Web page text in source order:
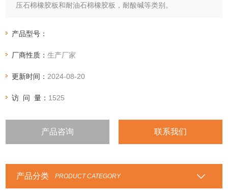
压石棉橡胶板和耐油石棉橡胶板，耐酸碱等类别。
产品型号：
厂商性质：生产厂家
更新时间： 2024-08-20
访 问 量： 1525
产品咨询 联系我们
产品分类 PRODUCT CATEGORY